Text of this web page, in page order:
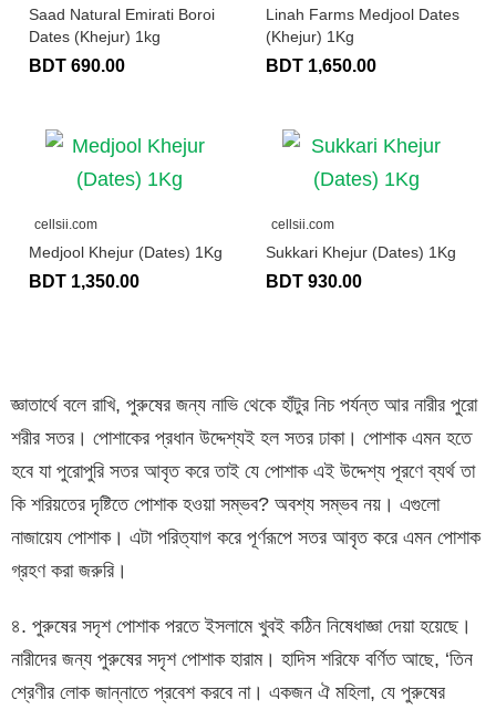
Saad Natural Emirati Boroi
Dates (Khejur) 1kg
BDT 690.00
Linah Farms Medjool Dates
(Khejur) 1Kg
BDT 1,650.00
cellsii.com
Medjool Khejur (Dates) 1Kg
BDT 1,350.00
cellsii.com
Sukkari Khejur (Dates) 1Kg
BDT 930.00
জ্ঞাতার্থে বলে রাখি, পুরুষের জন্য নাভি থেকে হাঁটুর নিচ পর্যন্ত আর নারীর পুরো
শরীর সতর। পোশাকের প্রধান উদ্দেশ্যই হল সতর ঢাকা। পোশাক এমন হতে
হবে যা পুরোপুরি সতর আবৃত করে তাই যে পোশাক এই উদ্দেশ্য পূরণে ব্যর্থ তা
কি শরিয়তের দৃষ্টিতে পোশাক হওয়া সম্ভব? অবশ্য সম্ভব নয়। এগুলো
নাজায়েয পোশাক। এটা পরিত্যাগ করে পূর্ণরূপে সতর আবৃত করে এমন পোশাক
গ্রহণ করা জরুরি।
৪. পুরুষের সদৃশ পোশাক পরতে ইসলামে খুবই কঠিন নিষেধাজ্ঞা দেয়া হয়েছে।
নারীদের জন্য পুরুষের সদৃশ পোশাক হারাম। হাদিস শরিফে বর্ণিত আছে, ‘তিন
শ্রেণীর লোক জান্নাতে প্রবেশ করবে না। একজন ঐ মহিলা, যে পুরুষের